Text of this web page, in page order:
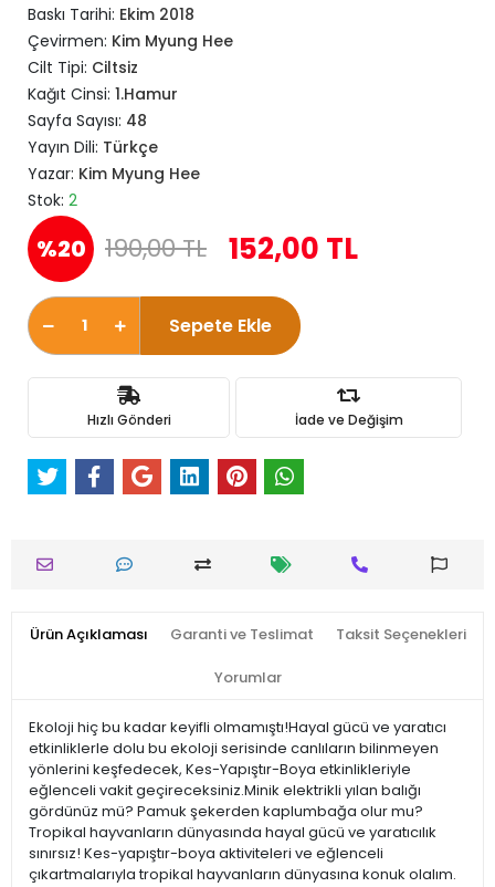
Baskı Tarihi: Ekim 2018
Çevirmen: Kim Myung Hee
Cilt Tipi: Ciltsiz
Kağıt Cinsi: 1.Hamur
Sayfa Sayısı: 48
Yayın Dili: Türkçe
Yazar: Kim Myung Hee
Stok: 2
%20 190,00 TL 152,00 TL
Sepete Ekle
Hızlı Gönderi İade ve Değişim
Ürün Açıklaması Garanti ve Teslimat Taksit Seçenekleri
Yorumlar
Ekoloji hiç bu kadar keyifli olmamıştı!Hayal gücü ve yaratıcı
etkinliklerle dolu bu ekoloji serisinde canlıların bilinmeyen
yönlerini keşfedecek, Kes-Yapıştır-Boya etkinlikleriyle
eğlenceli vakit geçireceksiniz.Minik elektrikli yılan balığı
gördünüz mü? Pamuk şekerden kaplumbağa olur mu?
Tropikal hayvanların dünyasında hayal gücü ve yaratıcılık
sınırsız! Kes-yapıştır-boya aktiviteleri ve eğlenceli
çıkartmalarıyla tropikal hayvanların dünyasına konuk olalım.